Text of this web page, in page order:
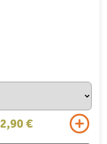
2,90 €